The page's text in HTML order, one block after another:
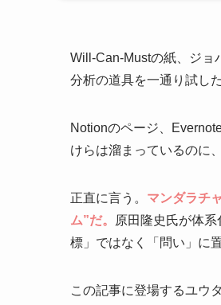
Will-Can-Mustの紙、ジ
分析の道具を一通り試し
Notionのページ、
けらは溜まっているのに
正直に言う。 マンダラチ
ム”だ。
原田隆史氏が体
標」ではなく「問い」に
この記事に登場するユウ